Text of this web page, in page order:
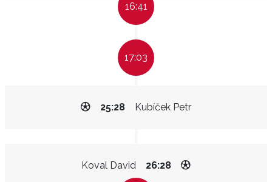
16:41
17:03
Kubíček Petr
25:28
Koval David 26:28